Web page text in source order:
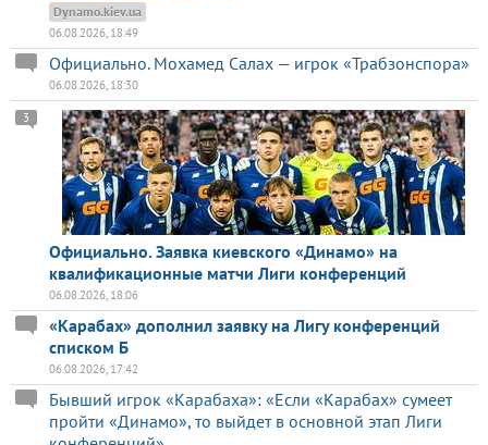
Dynamo.kiev.ua
06.08.2026, 18:49
Официально. Мохамед Салах — игрок «Трабзонспора»
06.08.2026, 18:30
Официально. Заявка киевского «Динамо» на
квалификационные матчи Лиги конференций
3
06.08.2026, 18:06
«Карабах» дополнил заявку на Лигу конференций
списком Б
06.08.2026, 17:42
Бывший игрок «Карабаха»: «Если «Карабах» сумеет
пройти «Динамо», то выйдет в основной этап Лиги